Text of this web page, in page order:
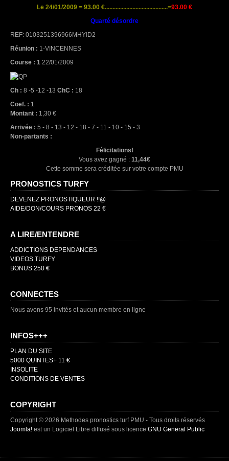
Le 24/01/2009 = 93.00 €.........................................=93.00 €
Quarté désordre
REF: 0103251396966MHYID2
Réunion : 1-VINCENNES
Course : 1 22/01/2009
Ch : 8 -5 -12 -13 ChC : 18
Coef. : 1
Montant : 1,30 €
Arrivée : 5 - 8 - 13 - 12 - 18 - 7 - 11 - 10 - 15 - 3
Non-partants :
Félicitations!
Vous avez gagné : 11,44€
Cette somme sera créditée sur votre compte PMU
PRONOSTICS TURFY
DEVENEZ PRONOSTIQUEUR !!@
AIDE/DON/COURS PRONOS 22 €
A LIRE/ENTENDRE
ADDICTIONS DEPENDANCES
VIDEOS TURFY
BONUS 250 €
CONNECTES
Nous avons 95 invités et aucun membre en ligne
INFOS+++
PLAN DU SITE
5000 QUINTES+ 11 €
INSOLITE
CONDITIONS DE VENTES
COPYRIGHT
Copyright © 2026 Methodes pronostics turf PMU - Tous droits réservés
Joomla! est un Logiciel Libre diffusé sous licence GNU General Public